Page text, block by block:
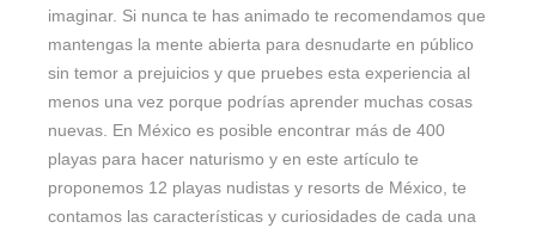
imaginar. Si nunca te has animado te recomendamos que
mantengas la mente abierta para desnudarte en público
sin temor a prejuicios y que pruebes esta experiencia al
menos una vez porque podrías aprender muchas cosas
nuevas. En México es posible encontrar más de 400
playas para hacer naturismo y en este artículo te
proponemos 12 playas nudistas y resorts de México, te
contamos las características y curiosidades de cada una